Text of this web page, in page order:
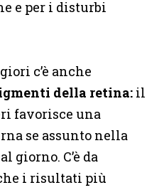
e per i disturbi
c’è anche
della retina: il
favorisce una
se assunto nella
giorno. C’è da
i risultati più